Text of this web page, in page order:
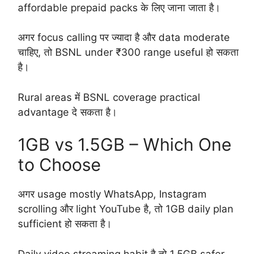
affordable prepaid packs के लिए जाना जाता है।
अगर focus calling पर ज्यादा है और data moderate
चाहिए, तो BSNL under ₹300 range useful हो सकता
है।
Rural areas में BSNL coverage practical
advantage दे सकता है।
1GB vs 1.5GB – Which One
to Choose
अगर usage mostly WhatsApp, Instagram
scrolling और light YouTube है, तो 1GB daily plan
sufficient हो सकता है।